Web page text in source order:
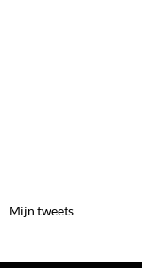
Mijn tweets